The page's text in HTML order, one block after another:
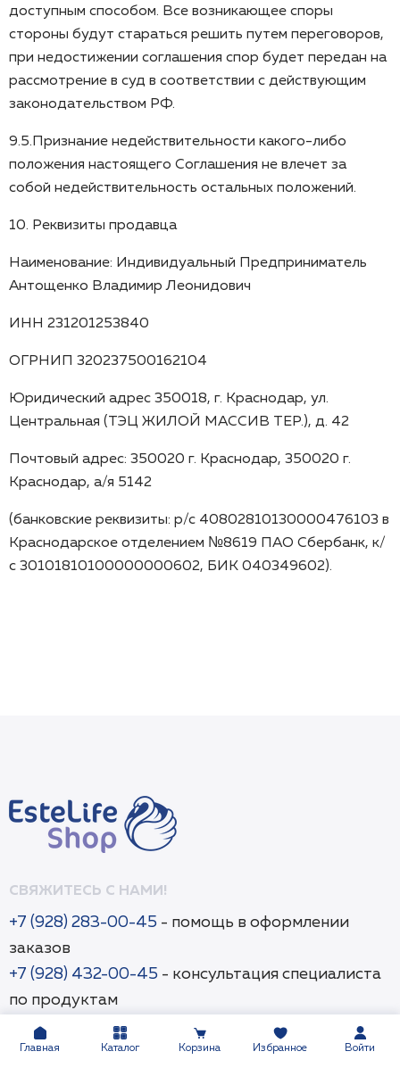
доступным способом. Все возникающее споры
стороны будут стараться решить путем переговоров,
при недостижении соглашения спор будет передан на
рассмотрение в суд в соответствии с действующим
законодательством РФ.
9.5.Признание недействительности какого-либо
положения настоящего Соглашения не влечет за
собой недействительность остальных положений.
10. Реквизиты продавца
Наименование: Индивидуальный Предприниматель
Антощенко Владимир Леонидович
ИНН 231201253840
ОГРНИП 320237500162104
Юридический адрес 350018, г. Краснодар, ул.
Центральная (ТЭЦ ЖИЛОЙ МАССИВ ТЕР.), д. 42
Почтовый адрес: 350020 г. Краснодар, 350020 г.
Краснодар, а/я 5142
(банковские реквизиты: р/с 40802810130000476103 в
Краснодарское отделением №8619 ПАО Сбербанк, к/
с 30101810100000000602, БИК 040349602).
СВЯЖИТЕСЬ С НАМИ!
+7 (928) 283-00-45 - помощь в оформлении
заказов
+7 (928) 432-00-45 - консультация специалиста
по продуктам
eshop@estelifeshop.ru
Главная Каталог Корзина Избранное Войти